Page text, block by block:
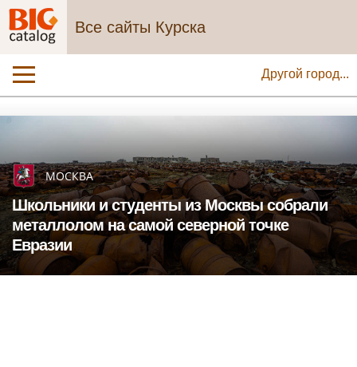
Все сайты Курска
Другой город...
МОСКВА
Школьники и студенты из Москвы собрали
металлолом на самой северной точке
Евразии